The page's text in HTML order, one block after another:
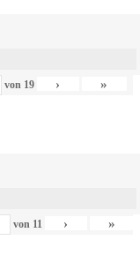
von 19 › »
von 11 › »